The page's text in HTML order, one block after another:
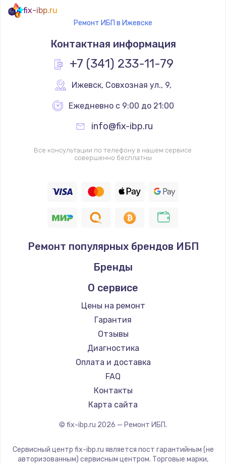
fix-ibp.ru
Ремонт ИБП в Ижевске
Контактная информация
+7 (341) 233-11-79
Ижевск, Совхозная ул., 9,
Ежедневно с 9:00 до 21:00
info@fix-ibp.ru
Все консультации по телефону в нашем сервисе
совершенно бесплатны
Ремонт популярных брендов ИБП
Бренды
О сервисе
Цены на ремонт
Гарантия
Отзывы
Диагностика
Оплата и доставка
FAQ
Контакты
Карта сайта
© fix-ibp.ru 2026 — Ремонт ИБП.
Сервисный центр fix-ibp.ru является пост гарантийным (не
авторизованным) сервисным центром. Торговые марки,